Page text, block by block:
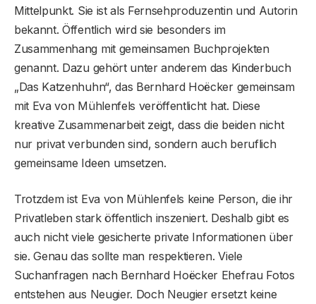
Mittelpunkt. Sie ist als Fernsehproduzentin und Autorin
bekannt. Öffentlich wird sie besonders im
Zusammenhang mit gemeinsamen Buchprojekten
genannt. Dazu gehört unter anderem das Kinderbuch
„Das Katzenhuhn“, das Bernhard Hoëcker gemeinsam
mit Eva von Mühlenfels veröffentlicht hat. Diese
kreative Zusammenarbeit zeigt, dass die beiden nicht
nur privat verbunden sind, sondern auch beruflich
gemeinsame Ideen umsetzen.
Trotzdem ist Eva von Mühlenfels keine Person, die ihr
Privatleben stark öffentlich inszeniert. Deshalb gibt es
auch nicht viele gesicherte private Informationen über
sie. Genau das sollte man respektieren. Viele
Suchanfragen nach Bernhard Hoëcker Ehefrau Fotos
entstehen aus Neugier. Doch Neugier ersetzt keine